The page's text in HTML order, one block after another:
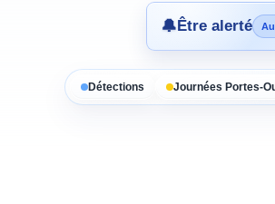
🔔Être alerté
Détections Journées Portes-